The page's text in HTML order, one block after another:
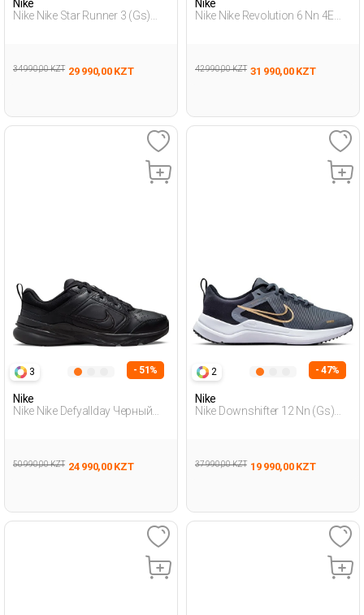
Nike
Nike Nike Star Runner 3 (Gs)
34 990,00 KZT 29 990,00 KZT
Nike
Nike Nike Revolution 6 Nn 4E
42 990,00 KZT 31 990,00 KZT
3 - 51%
Nike
Nike Nike Defyallday Черный
50 990,00 KZT 24 990,00 KZT
2 - 47%
Nike
Nike Downshifter 12 Nn (Gs)
37 990,00 KZT 19 990,00 KZT